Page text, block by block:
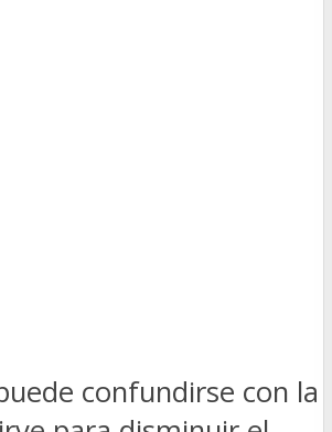
confundirse con la